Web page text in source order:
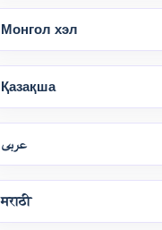
Монгол хэл
Қазақша
عربى
मराठी